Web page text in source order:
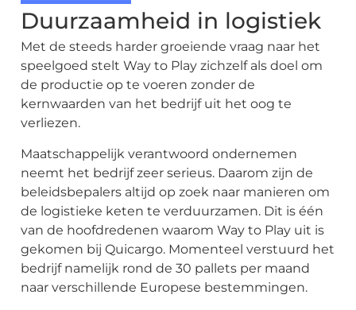
Inloggen
Aanmelden
Duurzaamheid in logistiek
Met de steeds harder groeiende vraag naar het
speelgoed stelt Way to Play zichzelf als doel om
de productie op te voeren zonder de
kernwaarden van het bedrijf uit het oog te
verliezen.
Maatschappelijk verantwoord ondernemen
neemt het bedrijf zeer serieus. Daarom zijn de
beleidsbepalers altijd op zoek naar manieren om
de logistieke keten te verduurzamen. Dit is één
van de hoofdredenen waarom Way to Play uit is
gekomen bij Quicargo. Momenteel verstuurd het
bedrijf namelijk rond de 30 pallets per maand
naar verschillende Europese bestemmingen.